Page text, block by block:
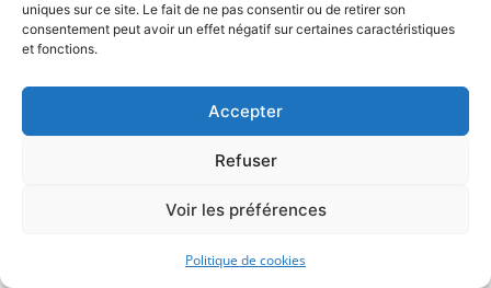
uniques sur ce site. Le fait de ne pas consentir ou de retirer son
consentement peut avoir un effet négatif sur certaines caractéristiques
et fonctions.
Accepter
Refuser
Voir les préférences
Politique de cookies
Constat Droit des affaires
Atlas Justice réalise tous vos constats à Paris
en matière de Droit des affaires efficacement.